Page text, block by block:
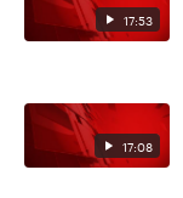
17:53
17:08